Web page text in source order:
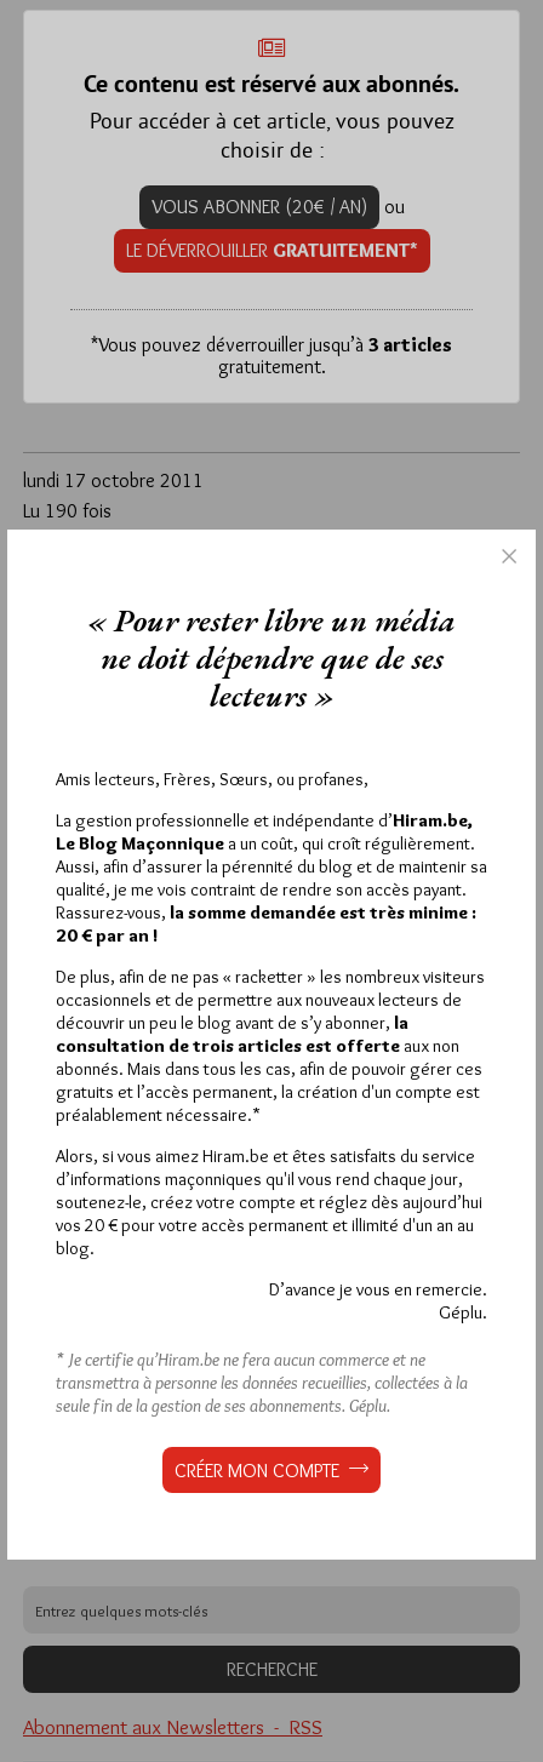
Ce contenu est réservé aux abonnés.
Pour accéder à cet article, vous pouvez
choisir de :
VOUS ABONNER (20€ / AN)
ou
LE DÉVERROUILLER GRATUITEMENT*
*Vous pouvez déverrouiller jusqu’à 3 articles
gratuitement.
lundi 17 octobre 2011
Lu 190 fois
regrette énormément de ne pas pouvoir être des vôtres,
d’autant qu’au début de l’été j’ai eu le plaisir de dîner à l’Atelier
pour des raisons professionnelles, et que j’en conserve un
excellent souvenir. Amitiés très [censuré par avance pour
t’éviter d’avoir à le faire!:=))], de tout cœur.
La rédaction de commentaires est
réservée aux abonnés.
Si vous souhaitez rédiger des
VOUS INSCRIRE
Connectez-vous
Hier samedi 8 août 2026, Hiram.be a reçu1 864 visites
3 133 pagesont été lues (Source : Pirsch.io)
Plus d’informations
Abonnement aux Newsletters - RSS
« Pour rester libre un média
ne doit dépendre que de ses
lecteurs »
Amis lecteurs, Frères, Sœurs, ou profanes,
La gestion professionnelle et indépendante d’Hiram.be,
Le Blog Maçonnique a un coût, qui croît régulièrement.
Aussi, afin d’assurer la pérennité du blog et de maintenir sa
qualité, je me vois contraint de rendre son accès payant.
Rassurez-vous, la somme demandée est très minime :
20 € par an !
De plus, afin de ne pas « racketter » les nombreux visiteurs
occasionnels et de permettre aux nouveaux lecteurs de
découvrir un peu le blog avant de s’y abonner, la
consultation de trois articles est offerte aux non
abonnés. Mais dans tous les cas, afin de pouvoir gérer ces
gratuits et l’accès permanent, la création d'un compte est
préalablement nécessaire.*
Alors, si vous aimez Hiram.be et êtes satisfaits du service
d’informations maçonniques qu'il vous rend chaque jour,
soutenez-le, créez votre compte et réglez dès aujourd’hui
vos 20 € pour votre accès permanent et illimité d'un an au
blog.
D’avance je vous en remercie.
Géplu.
* Je certifie qu’Hiram.be ne fera aucun commerce et ne
transmettra à personne les données recueillies, collectées à la
seule fin de la gestion de ses abonnements. Géplu.
CRÉER MON COMPTE